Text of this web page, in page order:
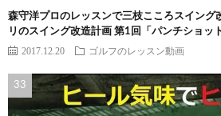
森守洋プロのレッスンで三枝こころスイング
リのスイング改造計画 第1回「パンチショッ
2017.12.20 ゴルフのレッスン動画